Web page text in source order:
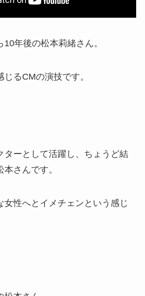
年後の松本莉緒さん。
るCMの演技です。
ターとして活躍し、ちょうど結
さんです。
女性へとイメチェンという感じ